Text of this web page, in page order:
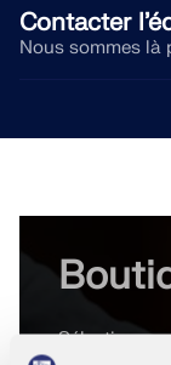
Contacter
Nous sommes là